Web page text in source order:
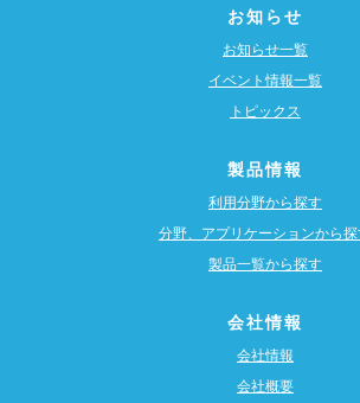
お知らせ
お知らせ一覧
イベント情報一覧
トピックス
製品情報
利用分野から探す
分野、アプリケーションから
製品一覧から探す
会社情報
会社情報
会社概要